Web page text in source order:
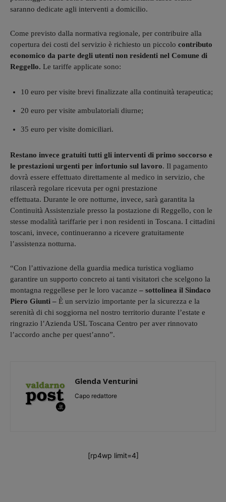
saranno dedicate agli interventi a domicilio.
Come previsto dalla normativa regionale, per contribuire alla
copertura dei costi del servizio è richiesto un piccolo contributo
economico da parte degli utenti non residenti nel Comune di
Reggello. Le tariffe applicate sono:
10 euro per visite brevi finalizzate alla continuità terapeutica;
20 euro per visite ambulatoriali diurne;
35 euro per visite domiciliari.
Restano invece gratuiti tutti gli interventi di primo soccorso e
le prestazioni urgenti per infortunio sul lavoro. Il pagamento
dovrà essere effettuato direttamente al medico in servizio, che
rilascerà regolare ricevuta per ogni prestazione
effettuata. Durante le ore notturne, invece, sarà garantita la
Continuità Assistenziale presso la postazione di Reggello, con le
stesse modalità tariffarie per i non residenti in Toscana. I cittadini
toscani, invece, continueranno a ricevere gratuitamente
l’assistenza notturna.
“Con l’attivazione della guardia medica turistica vogliamo
garantire un supporto concreto ai tanti visitatori che scelgono la
montagna reggellese per le loro vacanze – sottolinea il Sindaco
Piero Giunti – È un servizio importante per la sicurezza e la
serenità di chi soggiorna nel nostro territorio durante l’estate e
ringrazio l’Azienda USL Toscana Centro per aver rinnovato
l’accordo anche per quest’anno”.
Glenda Venturini
Capo redattore
[rp4wp limit=4]